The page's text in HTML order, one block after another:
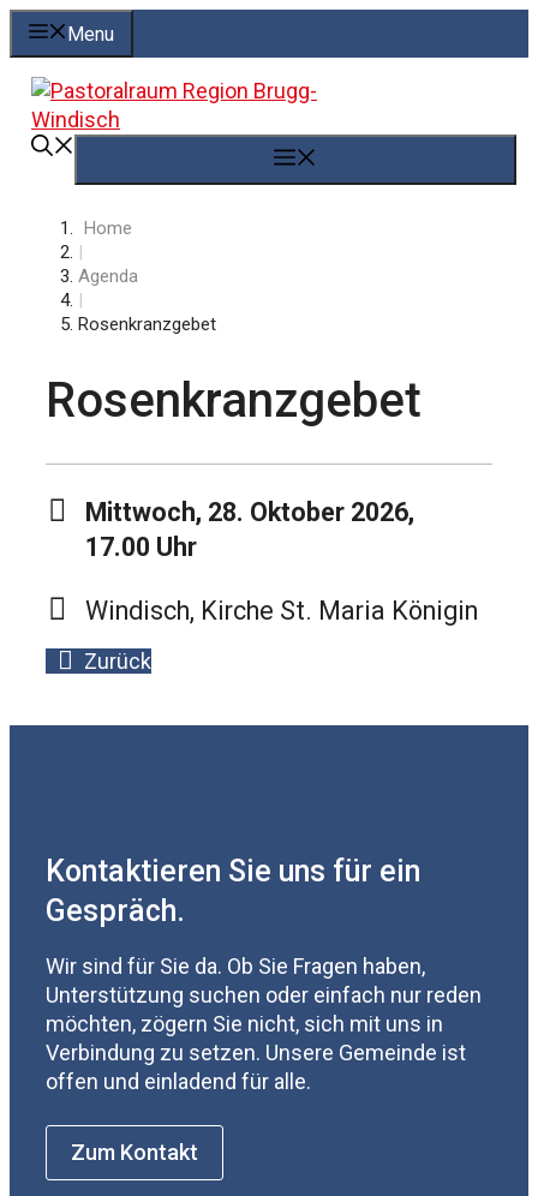
Springe
zum
Inhalt
Menu
Home
|
Agenda
|
Rosenkranzgebet
Rosenkranzgebet
Mittwoch, 28. Oktober 2026,
17.00 Uhr
Windisch, Kirche St. Maria Königin
Zurück
Kontaktieren Sie uns für ein
Gespräch.
Wir sind für Sie da. Ob Sie Fragen haben,
Unterstützung suchen oder einfach nur reden
möchten, zögern Sie nicht, sich mit uns in
Verbindung zu setzen. Unsere Gemeinde ist
offen und einladend für alle.
Zum Kontakt